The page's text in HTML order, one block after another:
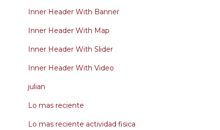
Inner Header With Banner
Inner Header With Map
Inner Header With Slider
Inner Header With Video
julian
Lo mas reciente
Lo mas reciente actividad fisica